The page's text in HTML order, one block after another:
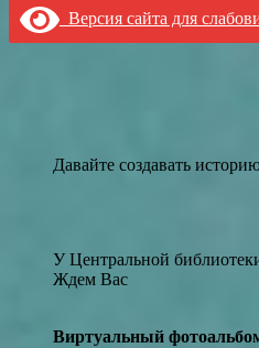
Версия сайта для
Давайте создавать
У Центральной
Ждем Вас
Виртуальный